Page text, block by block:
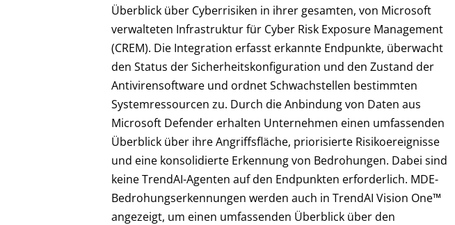
Überblick über Cyberrisiken in ihrer gesamten, von Microsoft
verwalteten Infrastruktur für Cyber Risk Exposure Management
(CREM). Die Integration erfasst erkannte Endpunkte, überwacht
den Status der Sicherheitskonfiguration und den Zustand der
Antivirensoftware und ordnet Schwachstellen bestimmten
Systemressourcen zu. Durch die Anbindung von Daten aus
Microsoft Defender erhalten Unternehmen einen umfassenden
Überblick über ihre Angriffsfläche, priorisierte Risikoereignisse
und eine konsolidierte Erkennung von Bedrohungen. Dabei sind
keine TrendAI-Agenten auf den Endpunkten erforderlich. MDE-
Bedrohungserkennungen werden auch in TrendAI Vision One™
angezeigt, um einen umfassenden Überblick über den